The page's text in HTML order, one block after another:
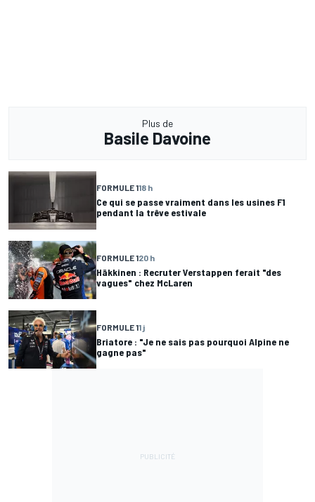
Plus de
Basile Davoine
FORMULE 118 h
Ce qui se passe vraiment dans les usines F1
pendant la trêve estivale
FORMULE 120 h
Häkkinen : Recruter Verstappen ferait "des
vagues" chez McLaren
FORMULE 11 j
Briatore : "Je ne sais pas pourquoi Alpine ne
gagne pas"